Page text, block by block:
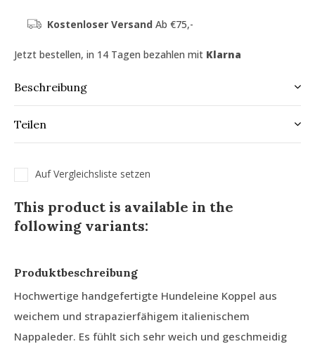
Kostenloser Versand Ab €75,-
Jetzt bestellen, in 14 Tagen bezahlen mit Klarna
Beschreibung
Teilen
Auf Vergleichsliste setzen
This product is available in the
following variants:
Produktbeschreibung
Hochwertige handgefertigte Hundeleine Koppel aus
weichem und strapazierfähigem italienischem
Nappaleder. Es fühlt sich sehr weich und geschmeidig